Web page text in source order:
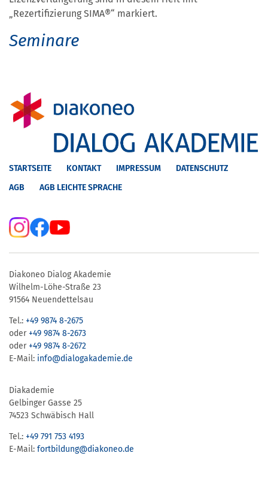
„Rezertifizierung SIMA®“ markiert.
Seminare
STARTSEITE KONTAKT IMPRESSUM
DATENSCHUTZ
AGB
AGB LEICHTE SPRACHE
Diakoneo Dialog Akademie
Wilhelm-Löhe-Straße 23
91564 Neuendettelsau
Tel.: +49 9874 8-2675
oder+49 9874 8-2673
oder+49 9874 8-2672
E-Mail: info@dialogakademie.de
Diakademie
Gelbinger Gasse 25
74523 Schwäbisch Hall
Tel.: +49 791 753 4193
E-Mail: fortbildung@diakoneo.de